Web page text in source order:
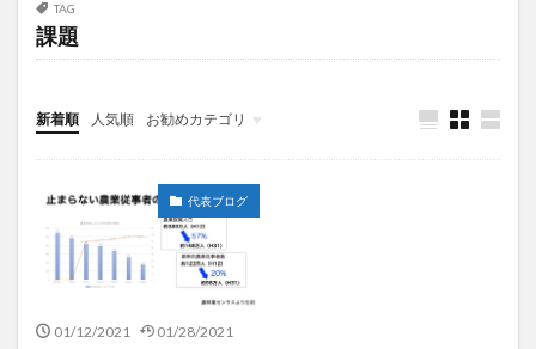
TAG
課題
新着順 人気順 お勧めカテゴリ
未分類
代表ブログ
01/12/2021 01/28/2021